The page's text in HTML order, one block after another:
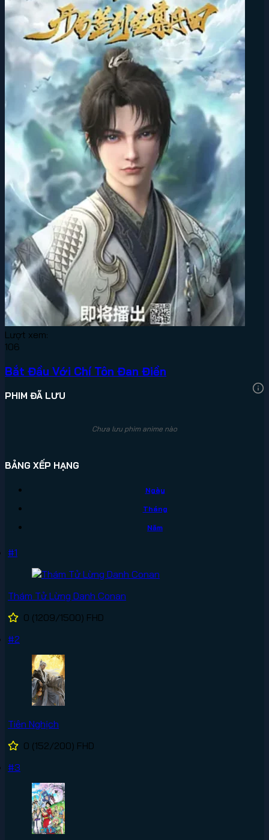
Lượt xem:
106
Bắt Đầu Với Chí Tôn Đan Điền
PHIM ĐÃ LƯU
Chưa lưu phim anime nào
BẢNG XẾP HẠNG
Ngày
Tháng
Năm
#1
Thám Tử Lừng Danh Conan
0 (1209/1500) FHD
#2
Tiên Nghịch
0 (152/200) FHD
#3